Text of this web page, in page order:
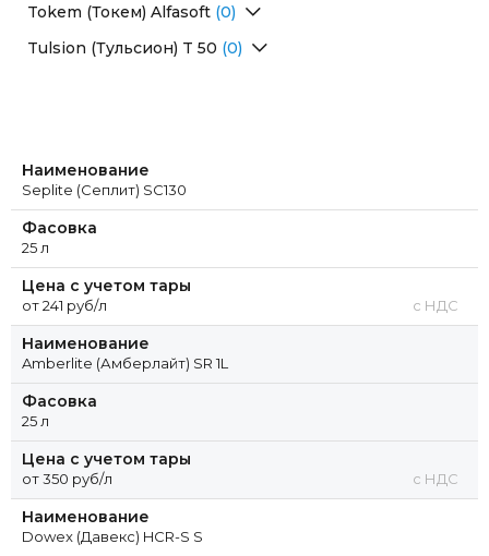
Tokem (Токем) Alfasoft (0)
Tulsion (Тульсион) T 50 (0)
Наименование
Seplite (Сеплит) SC130
Фасовка
25 л
Цена с учетом тары
от 241 руб/л с НДС
Наименование
Amberlite (Амберлайт) SR 1L
Фасовка
25 л
Цена с учетом тары
от 350 руб/л с НДС
Наименование
Dowex (Давекс) HCR-S S